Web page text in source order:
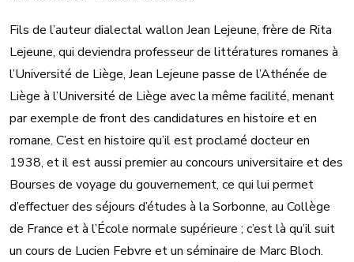
Fils de l’auteur dialectal wallon Jean Lejeune, frère de Rita
Lejeune, qui deviendra professeur de littératures romanes à
l’Université de Liège, Jean Lejeune passe de l’Athénée de
Liège à l’Université de Liège avec la même facilité, menant
par exemple de front des candidatures en histoire et en
romane. C’est en histoire qu’il est proclamé docteur en
1938, et il est aussi premier au concours universitaire et des
Bourses de voyage du gouvernement, ce qui lui permet
d’effectuer des séjours d’études à la Sorbonne, au Collège
de France et à l’École normale supérieure ; c’est là qu’il suit
un cours de Lucien Febvre et un séminaire de Marc Bloch.